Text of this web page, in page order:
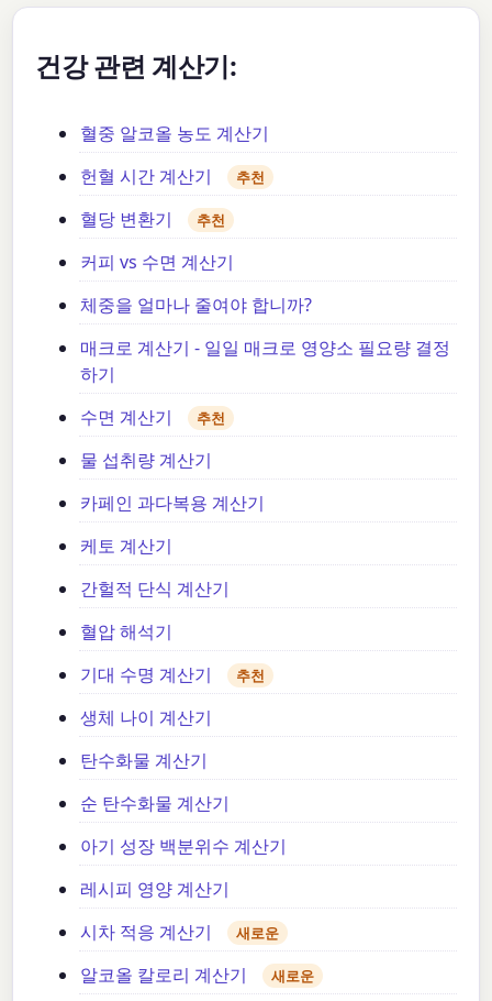
건강 관련 계산기:
혈중 알코올 농도 계산기
헌혈 시간 계산기
추천
혈당 변환기 추천
커피 vs 수면 계산기
체중을 얼마나 줄여야 합니까?
매크로 계산기 - 일일 매크로 영양소 필요량 결정
하기
수면 계산기
추천
물 섭취량 계산기
카페인 과다복용 계산기
케토 계산기
간헐적 단식 계산기
혈압 해석기
기대 수명 계산기
추천
생체 나이 계산기
탄수화물 계산기
순 탄수화물 계산기
아기 성장 백분위수 계산기
레시피 영양 계산기
시차 적응 계산기
새로운
알코올 칼로리 계산기 새로운